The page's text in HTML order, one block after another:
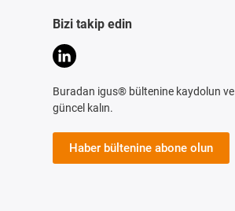
Bizi takip edin
Buradan igus® bültenine kaydolun ve
güncel kalın.
Haber bültenine abone olun